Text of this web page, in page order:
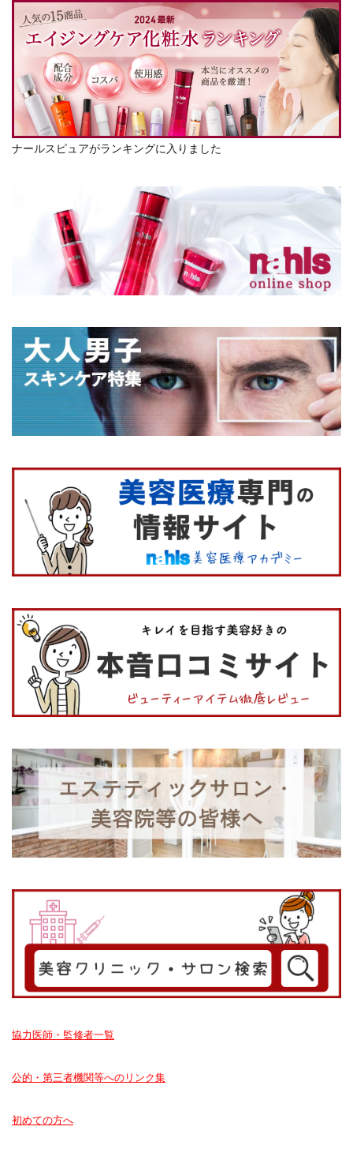
ナールスピュアがランキングに入りました
協力医師・監修者一覧
公的・第三者機関等へのリンク集
初めての方へ